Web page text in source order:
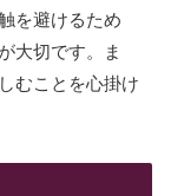
を避けるため
大切です。ま
むことを心掛け